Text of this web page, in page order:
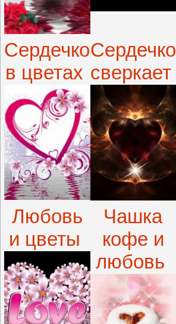
Сердечко
в цветах
Сердечко
сверкает
Любовь
и цветы
Чашка
кофе и
любовь